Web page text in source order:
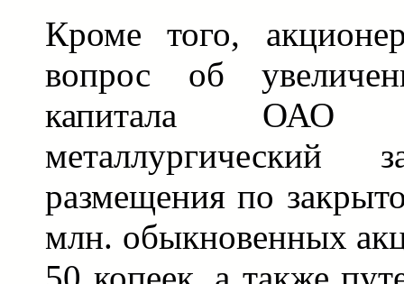
Кроме того,
вопрос об
капитала ОАО
металлургический
размещения по
млн. обыкновенных